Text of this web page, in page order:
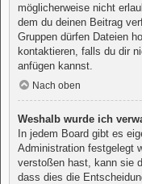
möglicherweise nicht
dem du deinen Beitrag
Gruppen dürfen Dateien
kontaktieren, falls du dir
anfügen kannst.
Nach oben
Weshalb wurde ich
In jedem Board gibt es
Administration festgelegt
verstoßen hast, kann sie
dass dies die